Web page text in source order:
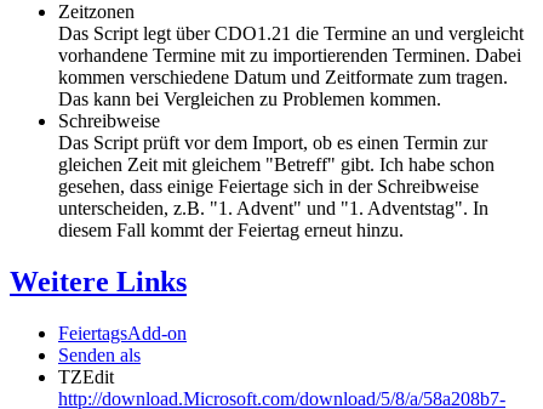
Zeitzonen
Das Script legt über CDO1.21 die Termine an und vergleicht
vorhandene Termine mit zu importierenden Terminen. Dabei
kommen verschiedene Datum und Zeitformate zum tragen.
Das kann bei Vergleichen zu Problemen kommen.
Schreibweise
Das Script prüft vor dem Import, ob es einen Termin zur
gleichen Zeit mit gleichem "Betreff" gibt. Ich habe schon
gesehen, dass einige Feiertage sich in der Schreibweise
unterscheiden, z.B. "1. Advent" und "1. Adventstag". In
diesem Fall kommt der Feiertag erneut hinzu.
Weitere Links
FeiertagsAdd-on
Senden als
TZEdit
http://download.Microsoft.com/download/5/8/a/58a208b7-